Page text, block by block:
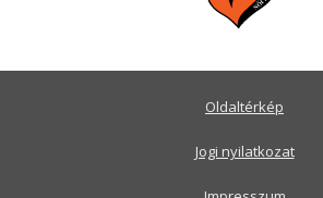
Oldaltérkép
Jogi nyilatkozat